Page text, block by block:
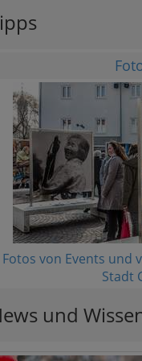
Fotos von Events und
Stadt
und